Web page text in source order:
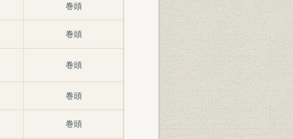
巻頭
巻頭
巻頭
巻頭
巻頭